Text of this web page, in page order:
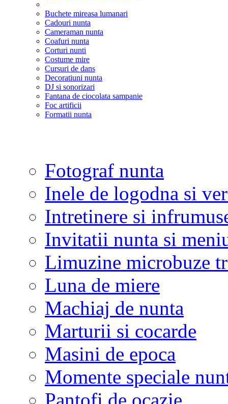
Buchete mireasa lumanari
Cadouri nunta
Cameraman nunta
Coafuri nunta
Corturi nunti
Costume mire
Cursuri de dans
Decoratiuni nunta
DJ si sonorizari
Fantana de ciocolata sampanie
Foc artificii
Formatii nunta
Fotograf nunta
Inele de logodna si
Intretinere si
Invitatii nunta si
Limuzine microbuze
Luna de miere
Machiaj de nunta
Marturii si cocarde
Masini de epoca
Momente speciale
Pantofi de ocazie